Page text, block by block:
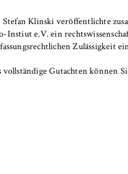
Stefan Klinski veröffentlichte
Instiut e.V. ein
Zulässigkeit
vollständige Gutachten können
cookie_consent
Betreiber dieser Website
Speichert den
Domäne. Dadurch wird